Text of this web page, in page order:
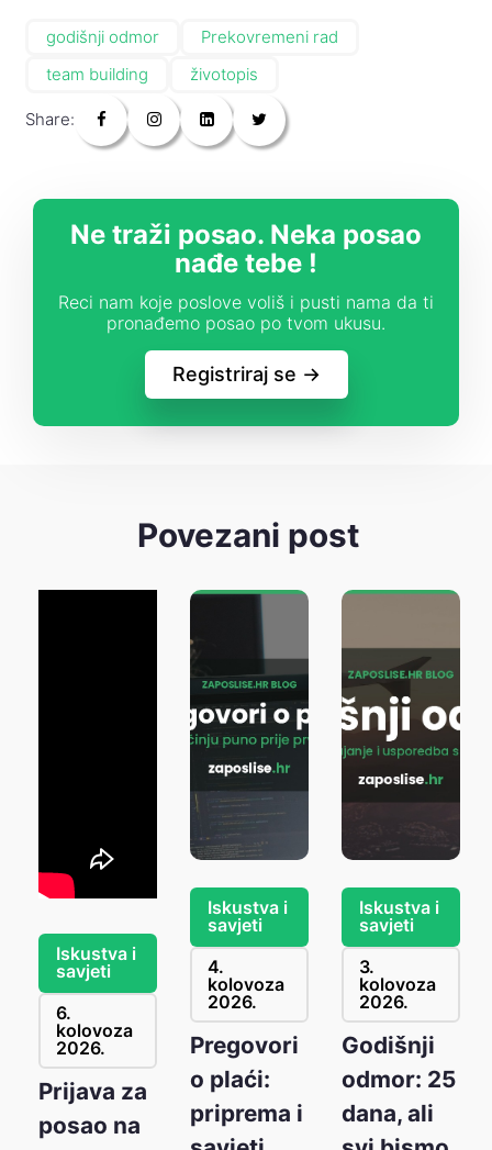
godišnji odmor
Prekovremeni rad
team building
životopis
Share:
Ne traži posao. Neka posao
nađe tebe !
Reci nam koje poslove voliš i pusti nama da ti
pronađemo posao po tvom ukusu.
Registriraj se ->
Povezani post
Iskustva i
savjeti
6.
kolovoza
2026.
Prijava za
posao na
Iskustva i
savjeti
4.
kolovoza
2026.
Pregovori
o plaći:
priprema i
Iskustva i
savjeti
3.
kolovoza
2026.
Godišnji
odmor: 25
dana, ali